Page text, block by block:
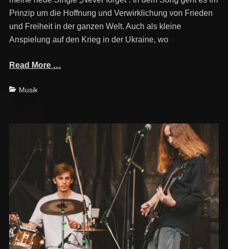
Prinzip um die Hoffnung und Verwirklichung von Frieden
und Freiheit in der ganzen Welt. Auch als kleine
Anspielung auf den Krieg in der Ukraine, wo
Read More …
Categories
Musik